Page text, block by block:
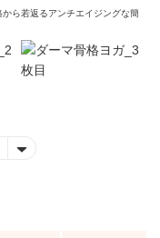
ら若返るアンチエイジングな簡